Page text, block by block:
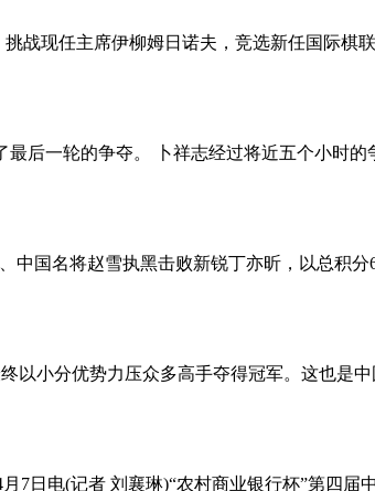
挑战现任主席伊柳姆日诺夫，竞选新任国
后一轮的争夺。 卜祥志经过将近五个小时
中国名将赵雪执黑击败新锐丁亦昕，以总积
以小分优势力压众多高手夺得冠军。这也是
日电(记者 刘襄琳)“农村商业银行杯”第四届